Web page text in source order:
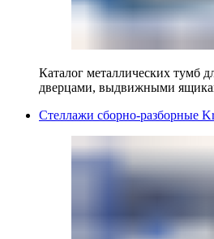
Каталог металлических тумб
дверцами, выдвижными
Стеллажи сборно-разборные